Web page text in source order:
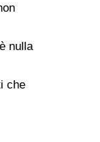
nulla
che